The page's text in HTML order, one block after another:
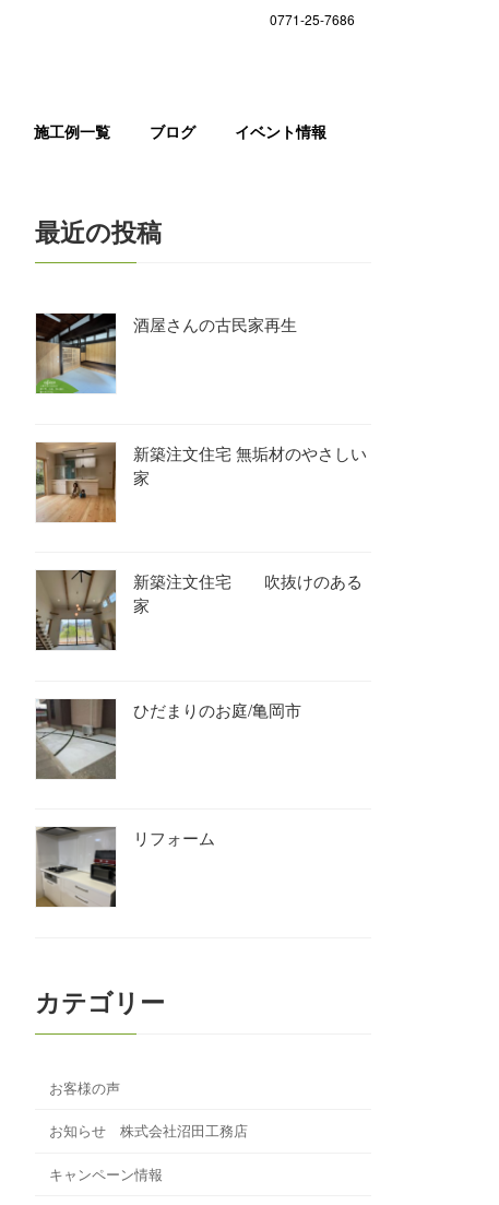
0771-25-7686
施工例一覧 ブログ イベント情報
最近の投稿
酒屋さんの古民家再生
新築注文住宅 無垢材のやさしい
家
新築注文住宅 吹抜けのある
家
ひだまりのお庭/亀岡市
リフォーム
カテゴリー
お客様の声
お知らせ 株式会社沼田工務店
キャンペーン情報